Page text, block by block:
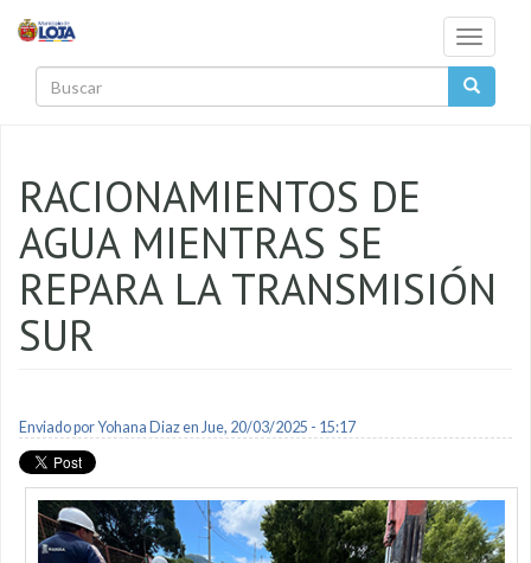
Toggle
RACIONAMIENTOS DE
AGUA MIENTRAS SE
REPARA LA TRANSMISIÓN
SUR
Enviado porYohana Diazen Jue, 20/03/2025 - 15:17